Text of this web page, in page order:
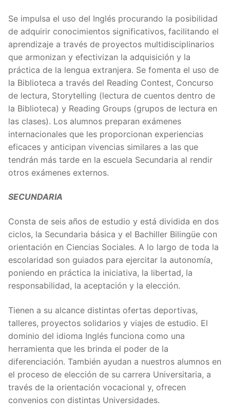
Se impulsa el uso del Inglés procurando la posibilidad
de adquirir conocimientos significativos, facilitando el
aprendizaje a través de proyectos multidisciplinarios
que armonizan y efectivizan la adquisición y la
práctica de la lengua extranjera. Se fomenta el uso de
la Biblioteca a través del Reading Contest, Concurso
de lectura, Storytelling (lectura de cuentos dentro de
la Biblioteca) y Reading Groups (grupos de lectura en
las clases). Los alumnos preparan exámenes
internacionales que les proporcionan experiencias
eficaces y anticipan vivencias similares a las que
tendrán más tarde en la escuela Secundaria al rendir
otros exámenes externos.
SECUNDARIA
Consta de seis años de estudio y está dividida en dos
ciclos, la Secundaria básica y el Bachiller Bilingüe con
orientación en Ciencias Sociales. A lo largo de toda la
escolaridad son guiados para ejercitar la autonomía,
poniendo en práctica la iniciativa, la libertad, la
responsabilidad, la aceptación y la elección.
Tienen a su alcance distintas ofertas deportivas,
talleres, proyectos solidarios y viajes de estudio. El
dominio del idioma Inglés funciona como una
herramienta que les brinda el poder de la
diferenciación. También ayudan a nuestros alumnos en
el proceso de elección de su carrera Universitaria, a
través de la orientación vocacional y, ofrecen
convenios con distintas Universidades.